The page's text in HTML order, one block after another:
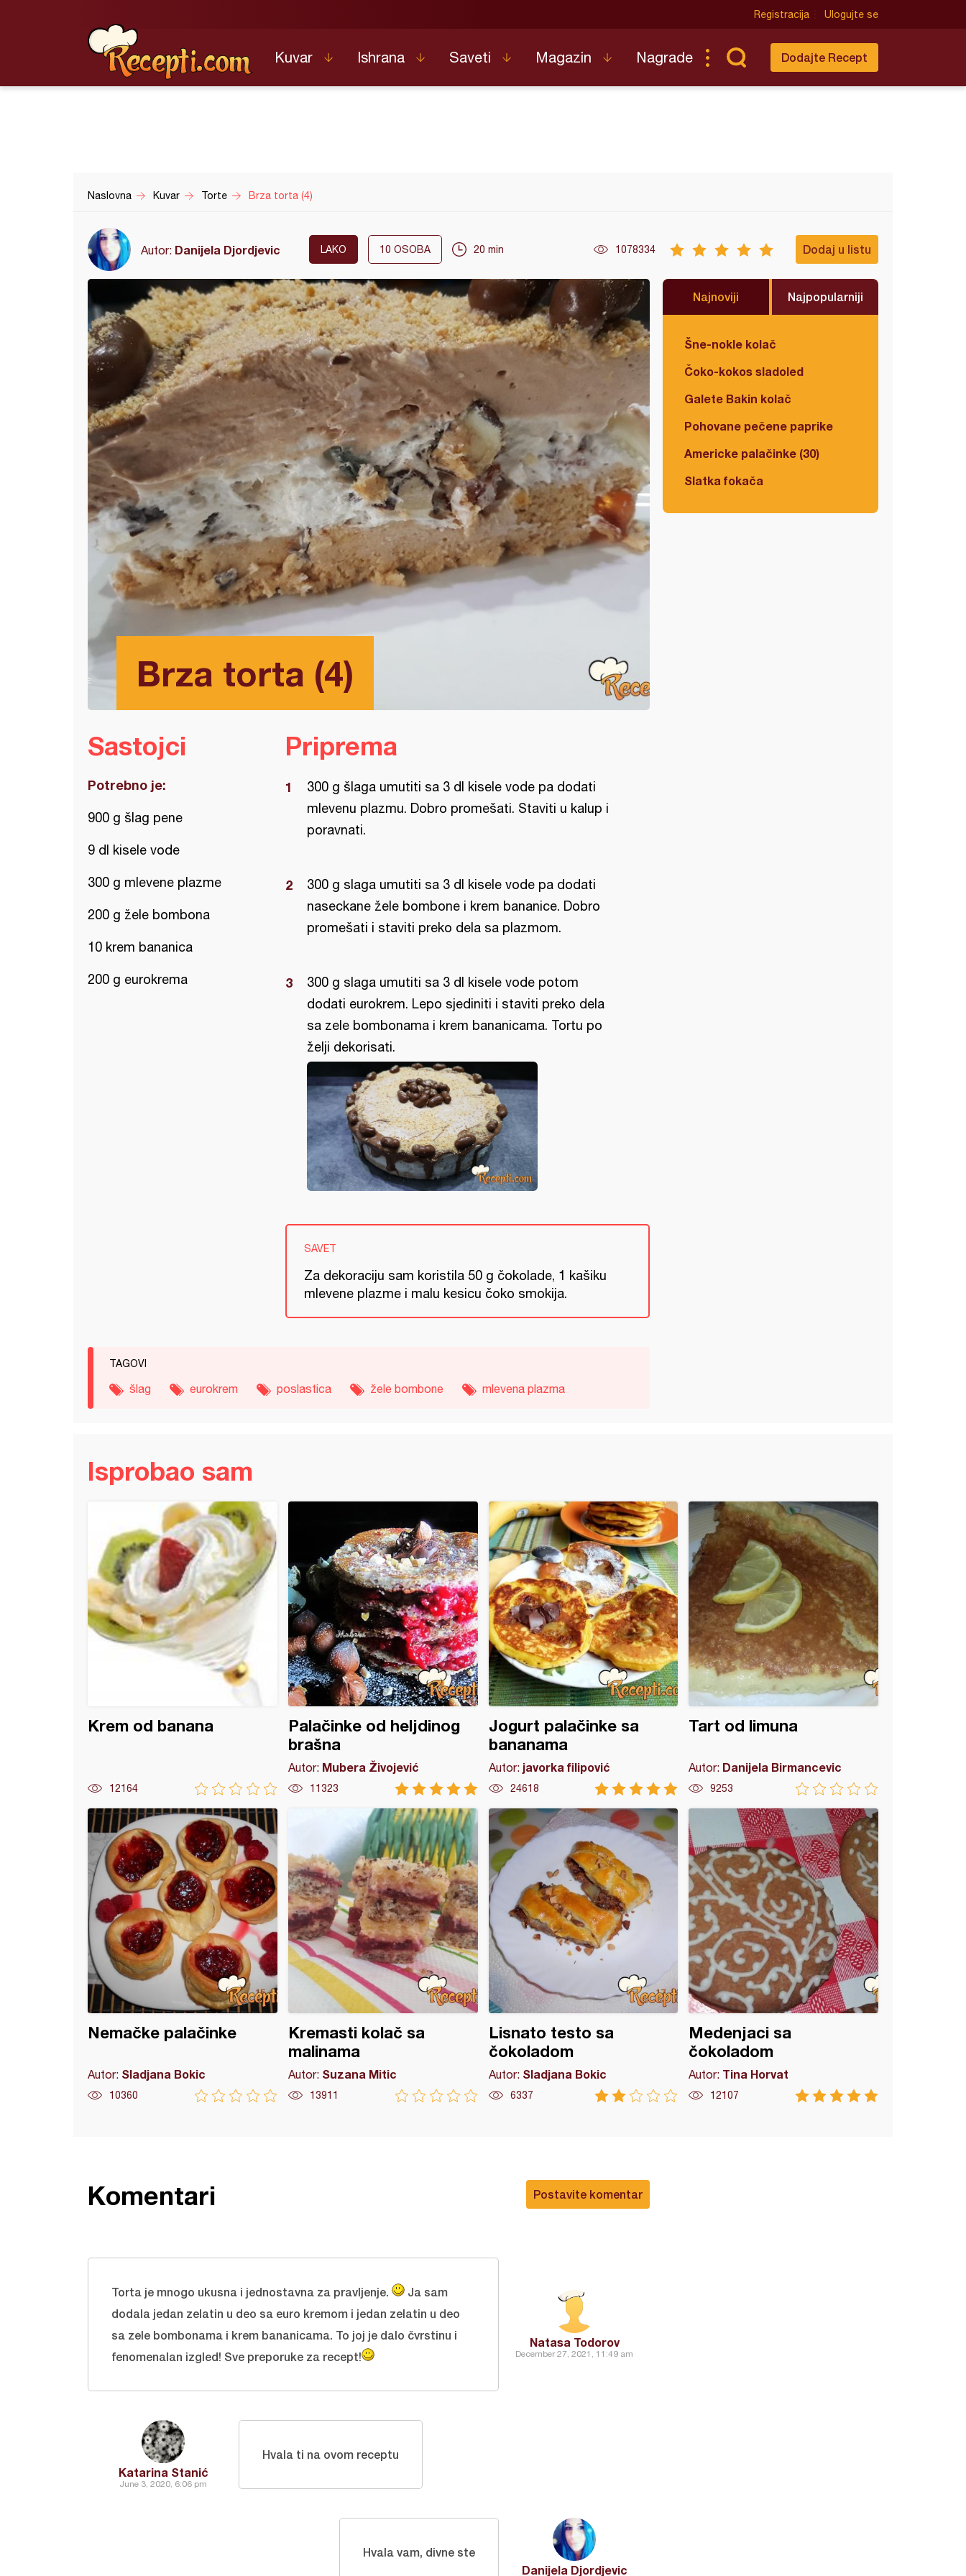
Registracija Ulogujte se
Kuvar Ishrana Saveti Magazin Nagrade Dodajte Recept
Naslovna Kuvar Torte Brza torta (4)
Autor: Danijela Djordjevic LAKO 10 OSOBA 20 min 1078334 Dodaj u listu
Brza torta (4)
Najnoviji Najpopularniji
Šne-nokle kolač
Čoko-kokos sladoled
Galete Bakin kolač
Pohovane pečene paprike
Americke palačinke (30)
Slatka fokača
Sastojci
Potrebno je:
900 g šlag pene
9 dl kisele vode
300 g mlevene plazme
200 g žele bombona
10 krem bananica
200 g eurokrema
Priprema
300 g šlaga umutiti sa 3 dl kisele vode pa dodati
mlevenu plazmu. Dobro promešati. Staviti u kalup i
poravnati.
300 g slaga umutiti sa 3 dl kisele vode pa dodati
naseckane žele bombone i krem bananice. Dobro
promešati i staviti preko dela sa plazmom.
300 g slaga umutiti sa 3 dl kisele vode potom
dodati eurokrem. Lepo sjediniti i staviti preko dela
sa zele bombonama i krem bananicama. Tortu po
želji dekorisati.
SAVET
Za dekoraciju sam koristila 50 g čokolade, 1 kašiku
mlevene plazme i malu kesicu čoko smokija.
TAGOVI
šlag eurokrem poslastica žele bombone mlevena plazma
Isprobao sam
Krem od banana
12164
Palačinke od heljdinog
brašna
Autor: Mubera Živojević
11323
Jogurt palačinke sa
bananama
Autor: javorka filipović
24618
Tart od limuna
Autor: Danijela Birmancevic
9253
Nemačke palačinke
Autor: Sladjana Bokic
10360
Kremasti kolač sa
malinama
Autor: Suzana Mitic
13911
Lisnato testo sa
čokoladom
Autor: Sladjana Bokic
6337
Medenjaci sa
čokoladom
Autor: Tina Horvat
12107
sa čokoladom
Postavite komentar
Komentari
Natasa Todorov
December 27, 2021, 11:49 am
Torta je mnogo ukusna i jednostavna za pravljenje.
Ja sam
dodala jedan zelatin u deo sa euro kremom i jedan zelatin u deo
sa zele bombonama i krem bananicama. To joj je dalo čvrstinu i
fenomenalan izgled! Sve preporuke za recept!
Katarina Stanić
June 3, 2020, 6:06 pm
Hvala ti na ovom receptu
Danijela Djordjevic
Hvala vam, divne ste